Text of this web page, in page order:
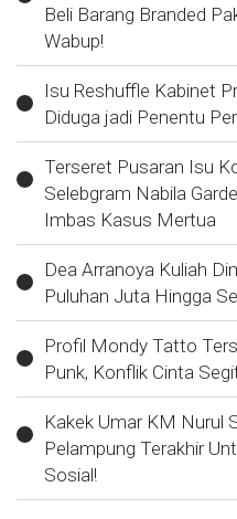
Beli Barang Branded
Wabup!
Isu Reshuffle Kabinet
Diduga jadi Penentu
Terseret Pusaran Isu
Selebgram Nabila
Imbas Kasus Mertua
Dea Arranoya Kuliah
Puluhan Juta Hingga
Profil Mondy Tatto
Punk, Konflik Cinta
Kakek Umar KM Nurul
Pelampung Terakhir
Sosial!